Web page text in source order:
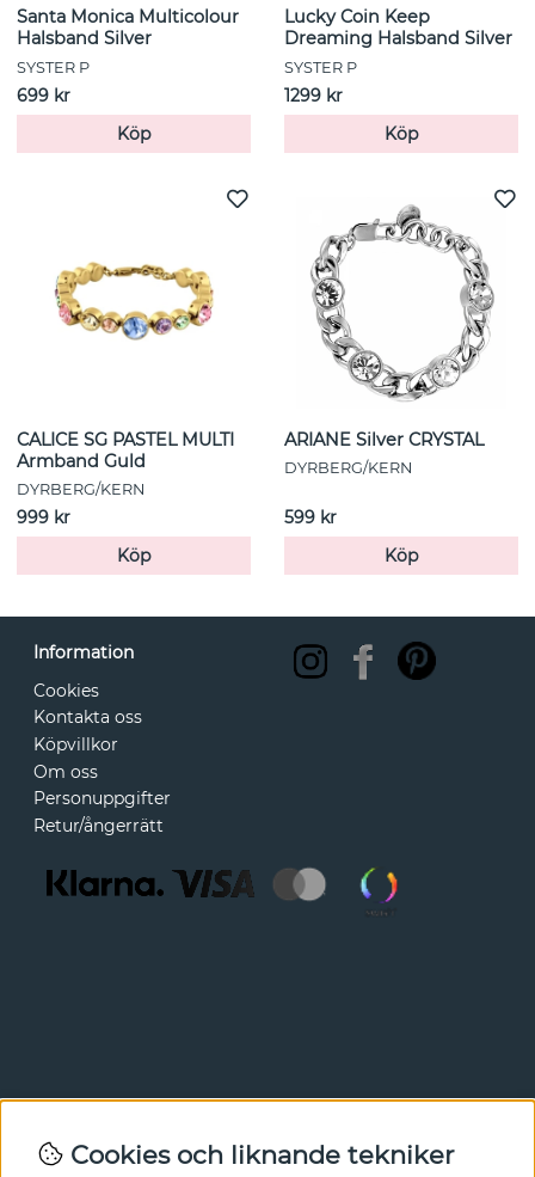
Santa Monica Multicolour
Halsband Silver
SYSTER P
699 kr
Köp
Lucky Coin Keep
Dreaming Halsband Silver
SYSTER P
1299 kr
Köp
CALICE SG PASTEL MULTI
Armband Guld
DYRBERG/KERN
999 kr
Köp
ARIANE Silver CRYSTAL
DYRBERG/KERN
599 kr
Köp
Information
Cookies
Kontakta oss
Köpvillkor
Om oss
Personuppgifter
Retur/ångerrätt
Nyhetsbrev
Cookies och liknande tekniker